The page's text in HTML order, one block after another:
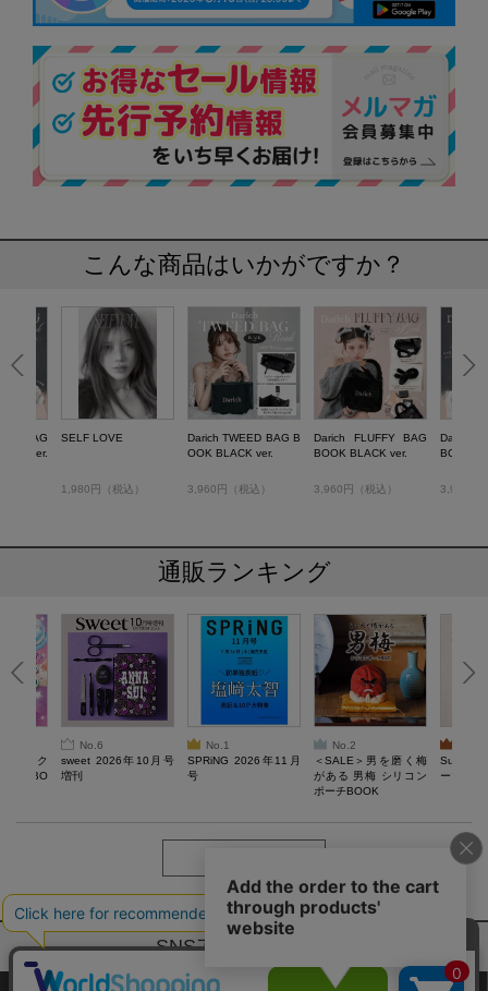
こんな商品はいかがですか？
BAG
ver.
SELF LOVE
1,980円（税込）
Darich TWEED BAG B
OOK BLACK ver.
3,960円（税込）
Darich FLUFFY BAG
BOOK BLACK ver.
3,960円（税込）
Darich
BOOK
3,960円
通販ランキング
るスク
ぷにBO
No.6
sweet 2026年10月号
増刊
No.1
SPRiNG 2026年11月
号
No.2
＜SALE＞男を磨く梅
がある 男梅 シリコン
ポーチBOOK
ーツチャ
SNSアカウントー覧